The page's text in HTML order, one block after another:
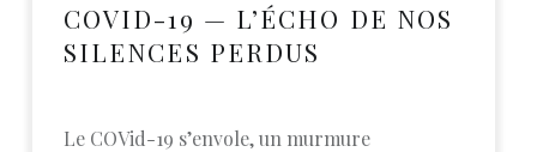
COVID-19 — L’ÉCHO DE NOS
SILENCES PERDUS
Le COVid-19 s’envole, un murmure